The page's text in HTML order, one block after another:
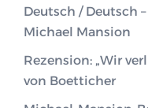
Deutsch / Deutsch
Michael Mansion
Rezension: „Wir
von Boetticher